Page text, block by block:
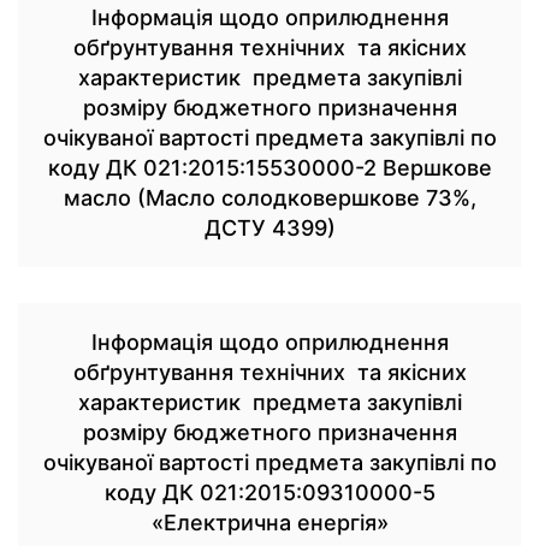
Інформація щодо оприлюднення
обґрунтування технічних та якісних
характеристик предмета закупівлі
розміру бюджетного призначення
очікуваної вартості предмета закупівлі по
коду ДК 021:2015:15530000-2 Вершкове
масло (Масло солодковершкове 73%,
ДСТУ 4399)
Інформація щодо оприлюднення
обґрунтування технічних та якісних
характеристик предмета закупівлі
розміру бюджетного призначення
очікуваної вартості предмета закупівлі по
коду ДК 021:2015:09310000-5
«Електрична енергія»